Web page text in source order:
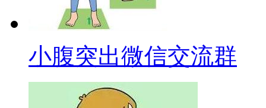
小腹突出微信交流群